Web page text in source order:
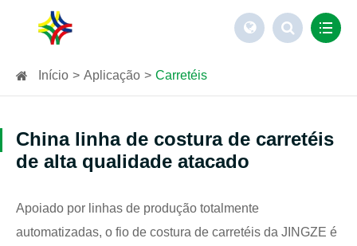
Início Aplicação Carretéis
China linha de costura de carretéis
de alta qualidade atacado
Apoiado por linhas de produção totalmente
automatizadas, o fio de costura de carretéis da JINGZE é